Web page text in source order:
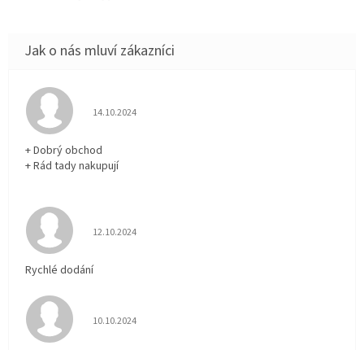
Hodnocení obchodu je 5 z 5 hvězdiček.
14.10.2024
+ Dobrý obchod
+ Rád tady nakupují
Hodnocení obchodu je 5 z 5 hvězdiček.
12.10.2024
Rychlé dodání
Hodnocení obchodu je 5 z 5 hvězdiček.
10.10.2024